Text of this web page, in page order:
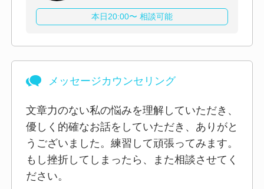
本日20:00〜 相談可能
メッセージカウンセリング
文章力のない私の悩みを理解していただき、
優しく的確なお話をしていただき、ありがと
うございました。練習して頑張ってみます。
もし挫折してしまったら、また相談させてく
ださい。